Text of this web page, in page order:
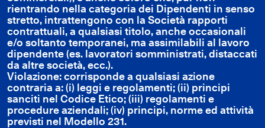
rientrando nella categoria dei Dipendenti in senso
stretto, intrattengono con la Società rapporti
contrattuali, a qualsiasi titolo, anche occasionali
e/o soltanto temporanei, ma assimilabili al lavoro
dipendente (es. lavoratori somministrati, distaccati
da altre società, ecc.).
Violazione: corrisponde a qualsiasi azione
contraria a: (i) leggi e regolamenti; (ii) principi
sanciti nel Codice Etico; (iii) regolamenti e
procedure aziendali; (iv) principi, norme ed attività
previsti nel Modello 231.